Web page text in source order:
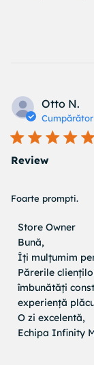
Otto N.
Review
Foarte prompti.
read more
Comentariile
Recenzii de
Store Owner
Bună,
Îți mulțumim
Părerile
îmbunătăți
experiență
O zi excelentă,
Echipa Infinity